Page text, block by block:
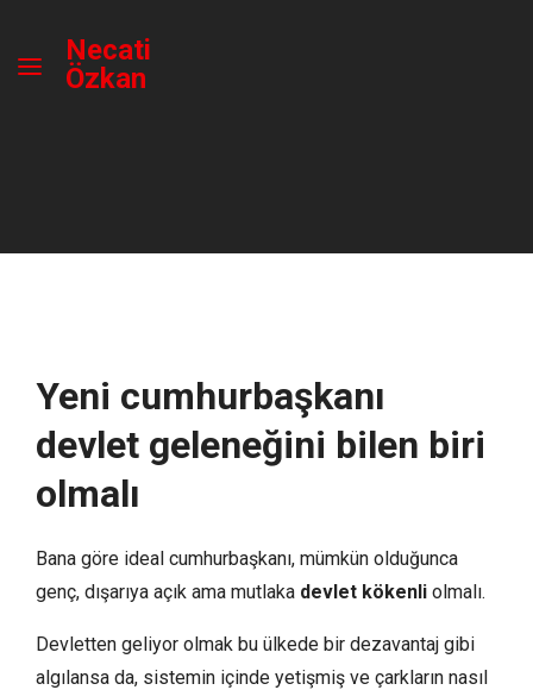
Necati
Özkan
Yeni cumhurbaşkanı
devlet geleneğini bilen biri
olmalı
Bana göre ideal cumhurbaşkanı, mümkün olduğunca
genç, dışarıya açık ama mutlaka devlet kökenli olmalı.
Devletten geliyor olmak bu ülkede bir dezavantaj gibi
algılansa da, sistemin içinde yetişmiş ve çarkların nasıl